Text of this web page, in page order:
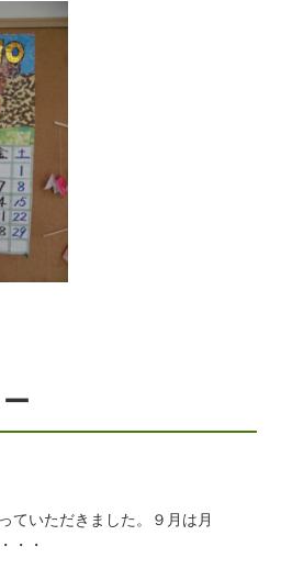
ていただきました。９月は月
・・